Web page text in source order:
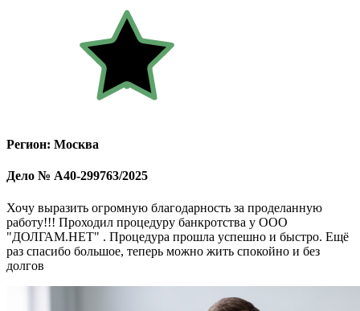
Регион: Москва
Дело № А40-299763/2025
Хочу выразить огромную благодарность за проделанную
работу!!! Проходил процедуру банкротства у ООО
"ДОЛГАМ.НЕТ" . Процедура прошла успешно и быстро. Ещё
раз спасибо большое, теперь можно жить спокойно и без
долгов